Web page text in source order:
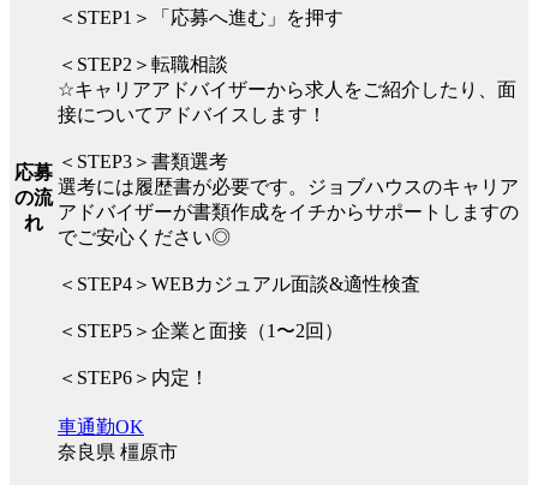
応募
の流
れ
＜STEP1＞「応募へ進む」を押す
＜STEP2＞転職相談
☆キャリアアドバイザーから求人をご紹介したり、面
接についてアドバイスします！
＜STEP3＞書類選考
選考には履歴書が必要です。ジョブハウスのキャリア
アドバイザーが書類作成をイチからサポートしますの
でご安心ください◎
＜STEP4＞WEBカジュアル面談&適性検査
＜STEP5＞企業と面接（1〜2回）
＜STEP6＞内定！
車通勤OK
奈良県 橿原市